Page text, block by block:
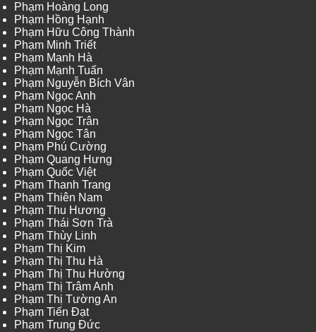
Phạm Hoàng Long
Phạm Hồng Hạnh
Phạm Hữu Công Thành
Phạm Minh Triết
Phạm Mạnh Hà
Phạm Mạnh Tuấn
Phạm Nguyễn Bích Vân
Phạm Ngọc Anh
Phạm Ngọc Hà
Phạm Ngọc Trân
Phạm Ngọc Tân
Phạm Phú Cường
Phạm Quang Hưng
Phạm Quốc Việt
Phạm Thanh Trang
Phạm Thiên Nam
Phạm Thu Hương
Phạm Thái Sơn Trà
Phạm Thùy Linh
Phạm Thị Kim
Phạm Thị Thu Hà
Phạm Thị Thu Hường
Phạm Thị Trâm Anh
Phạm Thị Tường An
Phạm Tiến Đạt
Phạm Trung Đức